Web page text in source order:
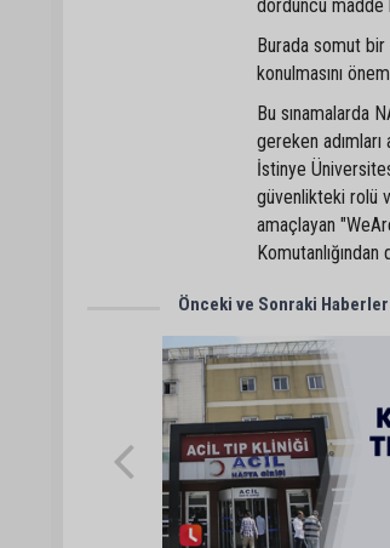
dördüncü madde
Burada somut
konulmasını
Bu sınamalarda
gereken
İstinye
güvenlikteki rolü
amaçlayan
Önceki ve Sonraki Haberler